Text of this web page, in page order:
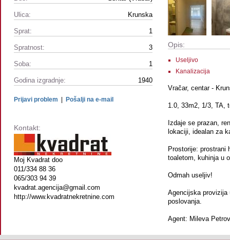
Ulica: Krunska
Sprat: 1
Spratnost: 3
Soba: 1
Godina izgradnje: 1940
Prijavi problem Pošalji na e-mail
Kontakt:
Moj Kvadrat doo
011/334 88 36
065/303 94 39
kvadrat.agencija@gmail.com
http://www.kvadratnekretnine.com
Opis:
Useljivo
Kanalizacija
Vračar, centar -
1.0, 33m2, 1/3, TA,
Izdaje se prazan,
lokaciji, idealan za
Prostorije: prostrani
toaletom, kuhinja u
Odmah useljiv!
Agencijska
poslovanja.
Agent: Mileva